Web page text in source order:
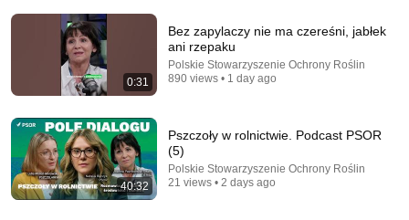
Comment...
0:31
Bez zapylaczy nie ma czereśni, jabłek
ani rzepaku
Polskie Stowarzyszenie Ochrony Roślin
890 views • 1 day ago
40:32
Pszczoły w rolnictwie. Podcast PSOR
(5)
Polskie Stowarzyszenie Ochrony Roślin
21 views • 2 days ago